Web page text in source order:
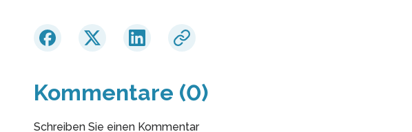
Kommentare (0)
Schreiben Sie einen Kommentar